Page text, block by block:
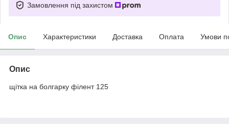
Замовлення під захистом
Опис Характеристики Доставка Оплата Умови
Опис
щітка на болгарку філент 125